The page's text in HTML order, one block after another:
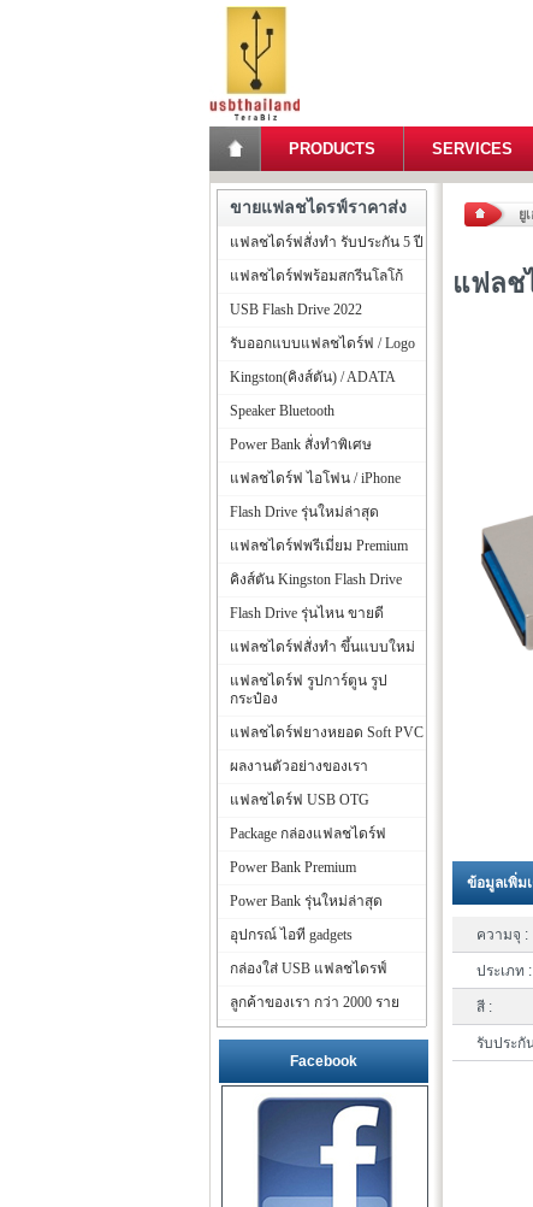
PRODUCTS SERVICES
ยู
แฟลช
ข้อมูลเพิ่ม
ความจุ :
ประเภท :
สี :
รับประกั
ขายแฟลชไดรฟ์ราคาส่ง
แฟลชไดร์ฟสั่งทำ รับประกัน 5 ปี
แฟลชไดร์ฟพร้อมสกรีนโลโก้
USB Flash Drive 2022
รับออกแบบแฟลชไดร์ฟ / Logo
Kingston(คิงส์ตัน) / ADATA
Speaker Bluetooth
Power Bank สั่งทำพิเศษ
แฟลชไดร์ฟ ไอโฟน / iPhone
Flash Drive รุ่นใหม่ล่าสุด
แฟลชไดร์ฟพรีเมี่ยม Premium
คิงส์ตัน Kingston Flash Drive
Flash Drive รุ่นไหน ขายดี
แฟลชไดร์ฟสั่งทำ ขึ้นแบบใหม่
แฟลชไดร์ฟ รูปการ์ตูน รูป
กระป๋อง
แฟลชไดร์ฟยางหยอด Soft PVC
ผลงานตัวอย่างของเรา
แฟลชไดร์ฟ USB OTG
Package กล่องแฟลชไดร์ฟ
Power Bank Premium
Power Bank รุ่นใหม่ล่าสุด
อุปกรณ์ ไอที gadgets
กล่องใส่ USB แฟลชไดรฟ์
ลูกค้าของเรา กว่า 2000 ราย
Facebook